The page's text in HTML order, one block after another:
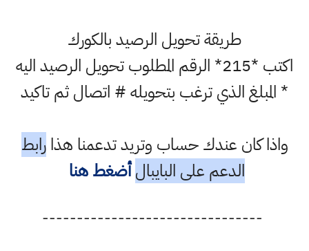
طريقة تحويل الرصيد بالكورك
اكتب *215* الرقم المطلوب تحويل الرصيد اليه
* المبلغ الذي ترغب بتحويله # اتصال ثم تاكيد
واذا كان عندك حساب وتريد تدعمنا هذارابط
الدعم على البايبال أضغط هنا
--------------------------------